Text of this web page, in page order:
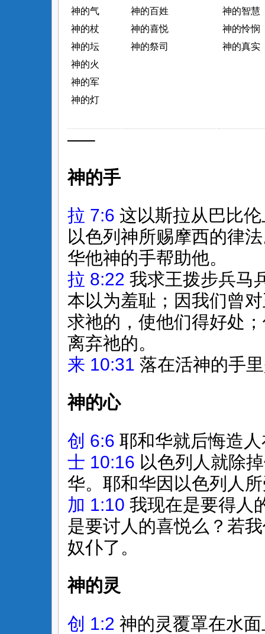
神的气
神的杖
神的坛
神的火
神的军
神的灯
神的百姓
神的喜悦
神的祭司
神的智慧
神的怜悯
神的真实
—–
神的手
拉 7:6 这以斯拉从巴比
以色列神所赐摩西的律
华他神的手帮助他。
拉 8:22 我求王拨步兵马
本以为羞耻；因我们曾
求祂的，使他们得好处
离弃祂的。
来 10:31 落在活神的手
神的心
创 6:6 耶和华就后悔造
士 10:16 以色列人就除
华。耶和华因以色列人
加 1:10 我现在是要得人
是要讨人的喜悦么？若
奴仆了。
神的灵
创 1:2 神的灵覆罩在水